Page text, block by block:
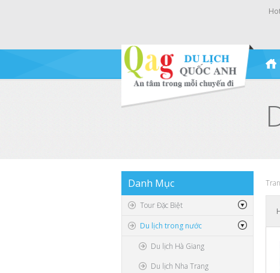
Danh Mục
Tour Đặc Biệt
Du lịch trong nước
Du lịch Hà Giang
Du lịch Nha Trang